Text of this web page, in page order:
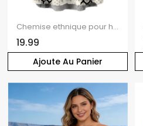
Ajoute Au Panier
Chemise ethnique pour homme à rayures damassées, manches retroussables et boutons
19.99